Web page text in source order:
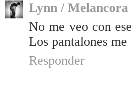
Lynn / Melancora
No me veo con
Los pantalones me
Responder